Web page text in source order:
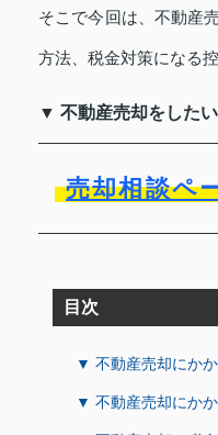
そこで今回は、不動産
方法、税金対策になる
▼ 不動産売却をした
売却相談ペ
目次
▼ 不動産売却にか
▼ 不動産売却にか